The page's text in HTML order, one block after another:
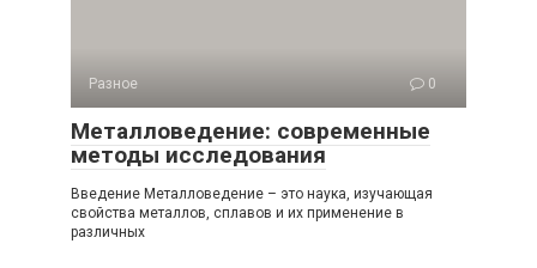
Разное 0
Металловедение: современные
методы исследования
Введение Металловедение – это наука, изучающая
свойства металлов, сплавов и их применение в
различных